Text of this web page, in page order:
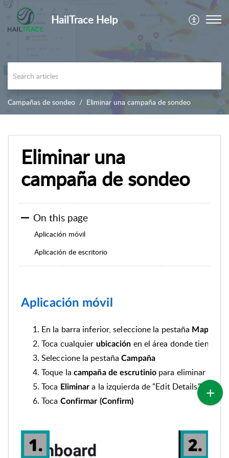
HailTrace Help
Campañas de sondeo Eliminar una campaña de sondeo
Eliminar una
campaña de sondeo
On this page
Aplicación móvil
Aplicación de escritorio
Aplicación móvil
En la barra inferior, seleccione la pestaña Mapas
Toca cualquier ubicación en el área donde tienes
Seleccione la pestañaCampaña
Toque la campaña de escrutinio para eliminar
Toca Eliminar a la izquierda de "Edit Details"
Toca Confirmar (Confirm)